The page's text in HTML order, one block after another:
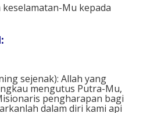
Mu kepada
sejenak): Allah yang
mengutus Putra-Mu,
pengharapan bagi
dalam diri kami api